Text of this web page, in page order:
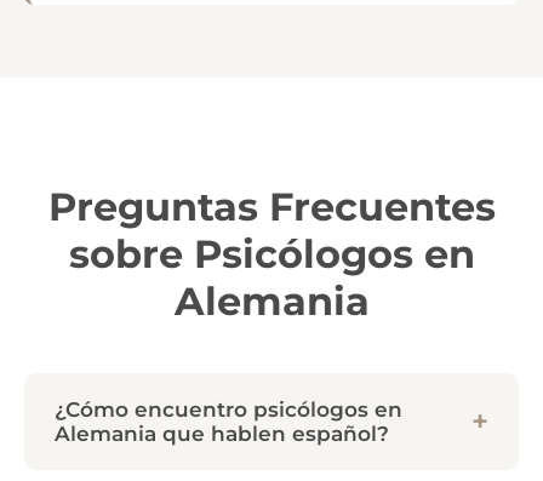
Preguntas Frecuentes
sobre Psicólogos en
Alemania
¿Cómo encuentro psicólogos en
Alemania que hablen español?